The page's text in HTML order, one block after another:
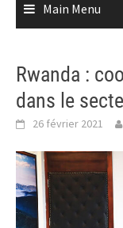
Main Menu
Rwanda :
dans le
26 février 2021